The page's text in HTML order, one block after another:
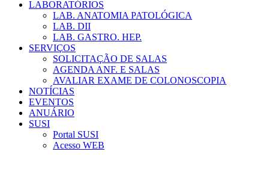
LABORATÓRIOS
LAB. ANATOMIA PATOLÓGICA
LAB. DII
LAB. GASTRO. HEP.
SERVIÇOS
SOLICITAÇÃO DE SALAS
AGENDA ANF. E SALAS
AVALIAR EXAME DE COLONOSCOPIA
NOTÍCIAS
EVENTOS
ANUÁRIO
SUSI
Portal SUSI
Acesso WEB